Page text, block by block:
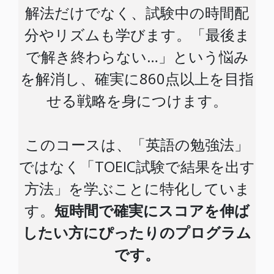
解法だけでなく、試験中の時間配
分やリズムも学びます。「最後ま
で解き終わらない…」という悩み
を解消し、確実に860点以上を目指
せる戦略を身につけます。
このコースは、「英語の勉強法」
ではなく「TOEIC試験で結果を出す
方法」を学ぶことに特化していま
す。 短時間で確実にスコアを伸ば
したい方にぴったりのプログラム
です。